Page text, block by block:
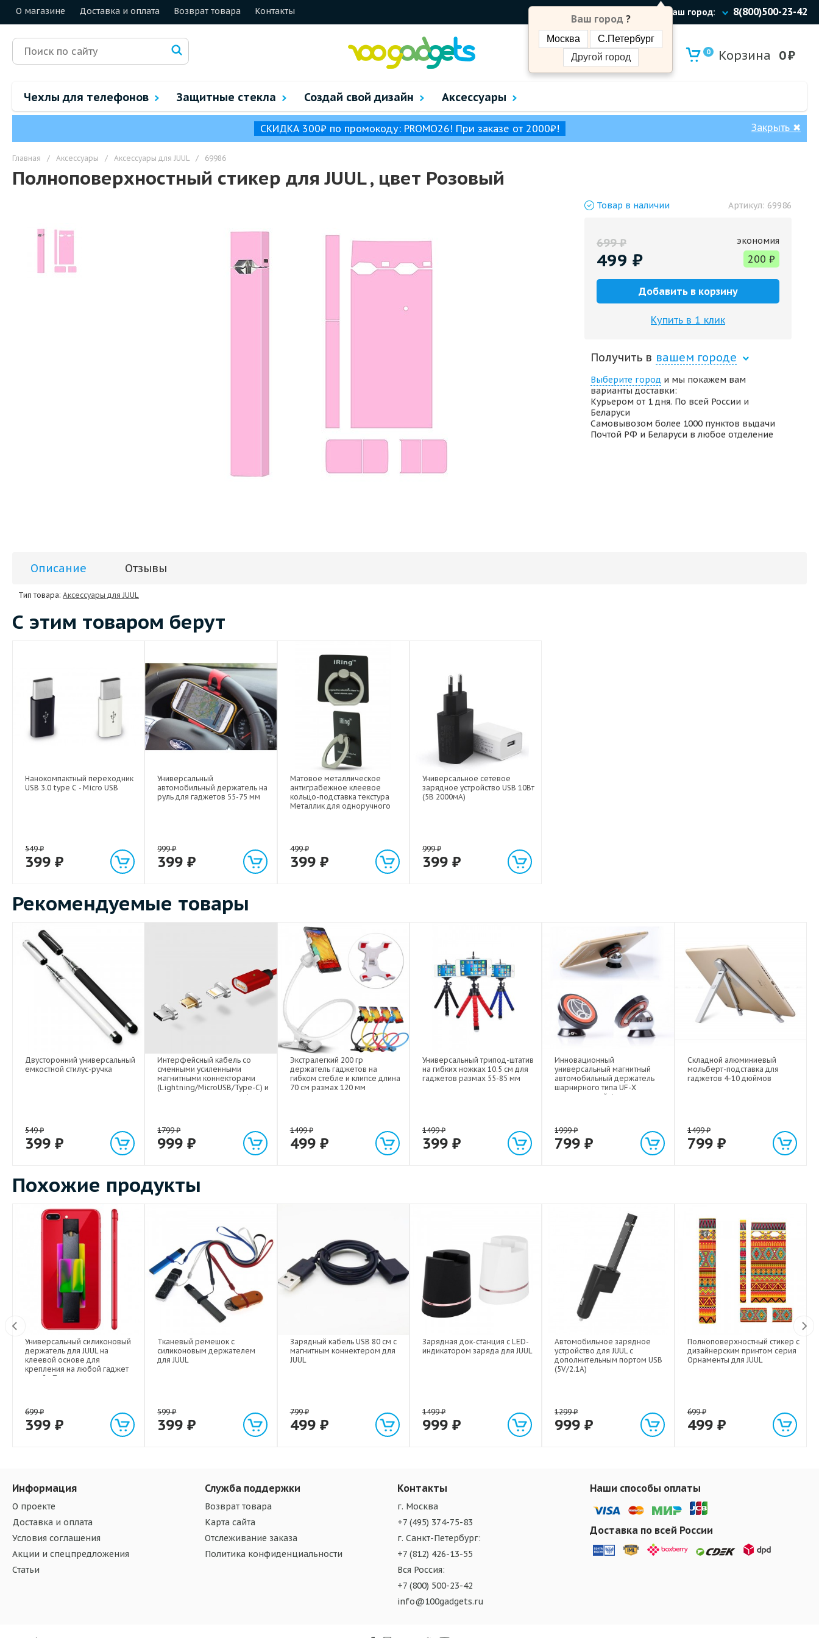
О магазине Доставка и оплата Возврат товара Контакты Ваш город:
Ваш город ?
Москва
С.Петербург
Другой город
8(800)500-23-42
0 Корзина 0₽
Чехлы для телефонов Защитные стекла Создай свой дизайн Аксессуары
СКИДКА 300₽ по промокоду: PROMO26! При заказе от 2000₽! Закрыть ✖
Главная / Аксессуары / Аксессуары для JUUL / 69986
Полноповерхностный стикер для JUUL , цвет Розовый
Товар в наличии Артикул: 69986
699₽
499 ₽
экономия
200 ₽
Добавить в корзину
Купить в 1 клик
Получить в вашем городе
Выберите город и мы покажем вам
варианты доставки:
Курьером от 1 дня. По всей России и
Беларуси
Самовывозом более 1000 пунктов выдачи
Почтой РФ и Беларуси в любое отделение
Описание Отзывы
Тип товара: Аксессуары для JUUL
С этим товаром берут
Нанокомпактный переходник
USB 3.0 type C - Micro USB
549₽
399 ₽
Универсальный
автомобильный держатель на
руль для гаджетов 55-75 мм
999₽
399₽
Матовое металлическое
антиграбежное клеевое
кольцо-подставка текстура
Металлик для одноручного
499₽
399 ₽
Универсальное сетевое
зарядное устройство USB 10Вт
(5В 2000мА)
999₽
399 ₽
Рекомендуемые товары
Двусторонний универсальный
емкостной стилус-ручка
549₽
399 ₽
Интерфейсный кабель со
сменными усиленными
магнитными коннекторами
(Lightning/MicroUSB/Type-C) и
световым индикатором 1м
1799₽
999₽
Экстралегкий 200 гр
держатель гаджетов на
гибком стебле и клипсе длина
70 см размах 120 мм
1499₽
499 ₽
Универсальный трипод-штатив
на гибких ножках 10.5 см для
гаджетов размах 55-85 мм
1499₽
399 ₽
Инновационный
универсальный магнитный
автомобильный держатель
шарнирного типа UF-X
экстрасильной фиксации для
1999₽
799₽
Складной алюминиевый
мольберт-подставка для
гаджетов 4-10 дюймов
1499₽
799 ₽
Похожие продукты
Универсальный силиконовый
держатель для JUUL на
клеевой основе для
крепления на любой гаджет
дизайн Палитра
699₽
399 ₽
Тканевый ремешок с
силиконовым держателем
для JUUL
599₽
399₽
Зарядный кабель USB 80 см с
магнитным коннектером для
JUUL
799₽
499 ₽
Зарядная док-станция с LED-
индикатором заряда для JUUL
1499₽
999 ₽
Автомобильное зарядное
устройство для JUUL с
дополнительным портом USB
(5V/2.1A)
1299₽
999₽
Полноповерхностный стикер с
дизайнерским принтом серия
Орнаменты для JUUL
699₽
499 ₽
Информация
О проекте
Доставка и оплата
Условия соглашения
Акции и спецпредложения
Статьи
Служба поддержки
Возврат товара
Карта сайта
Отслеживание заказа
Политика конфиденциальности
Контакты
г. Москва
+7 (495) 374-75-83
г. Санкт-Петербург:
+7 (812) 426-13-55
Вся Россия:
+7 (800) 500-23-42
info@100gadgets.ru
Наши способы оплаты
Доставка по всей России